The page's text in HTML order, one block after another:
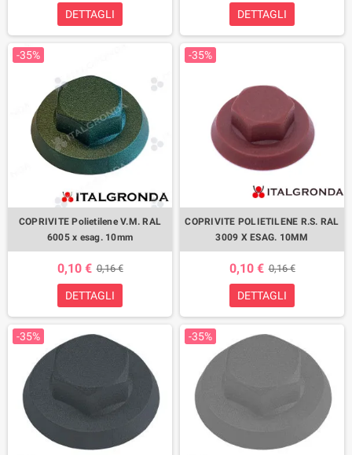
DETTAGLI DETTAGLI
-35%
COPRIVITE Polietilene V.M. RAL
6005 x esag. 10mm
0,10 € 0,16 €
DETTAGLI
-35%
COPRIVITE POLIETILENE R.S. RAL
3009 X ESAG. 10MM
0,10 € 0,16 €
DETTAGLI
-35% -35%